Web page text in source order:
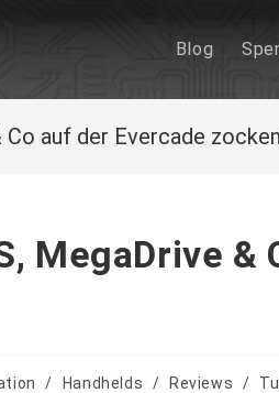
Blog
Co auf der Evercade
MegaDrive &
/ Handhelds / Reviews /